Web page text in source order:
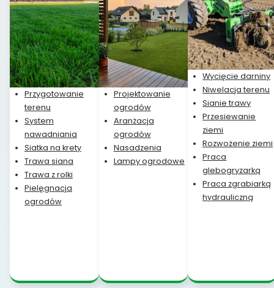
Przygotowanie
terenu
System
nawadniania
Siatka na krety
Trawa siana
Trawa z rolki
Pielęgnacja
ogrodów
Projektowanie
ogrodów
Aranżacja
ogrodów
Nasadzenia
Lampy ogrodowe
Wycięcie darniny
Niwelacja terenu
Sianie trawy
Przesiewanie
ziemi
Rozwożenie ziemi
Praca
glebogryzarką
Praca zgrabiarką
hydrauliczną